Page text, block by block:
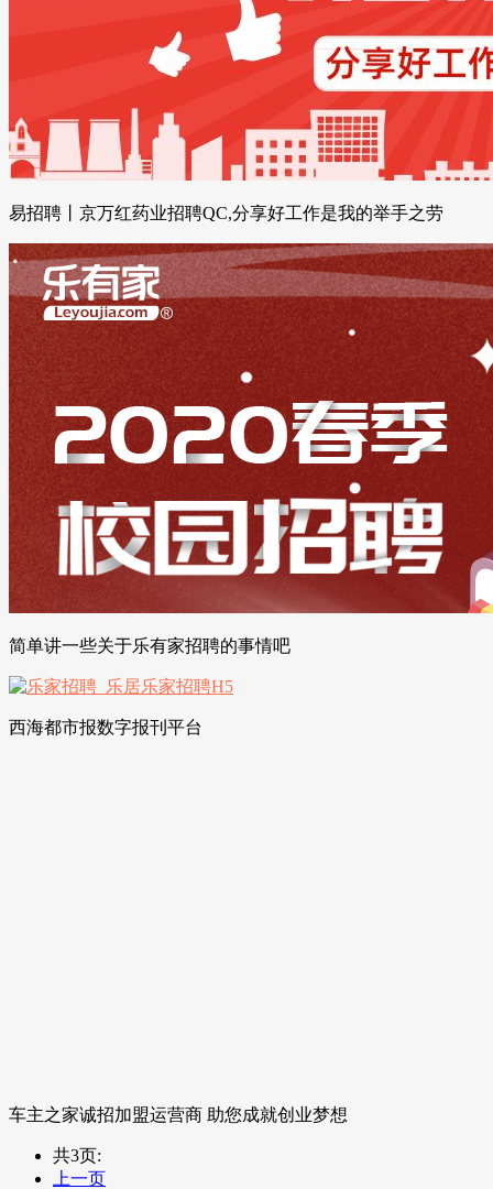
易招聘丨京万红药业招聘QC,分享好工作是我的举手之劳
简单讲一些关于乐有家招聘的事情吧
西海都市报数字报刊平台
车主之家诚招加盟运营商 助您成就创业梦想
共3页:
上一页